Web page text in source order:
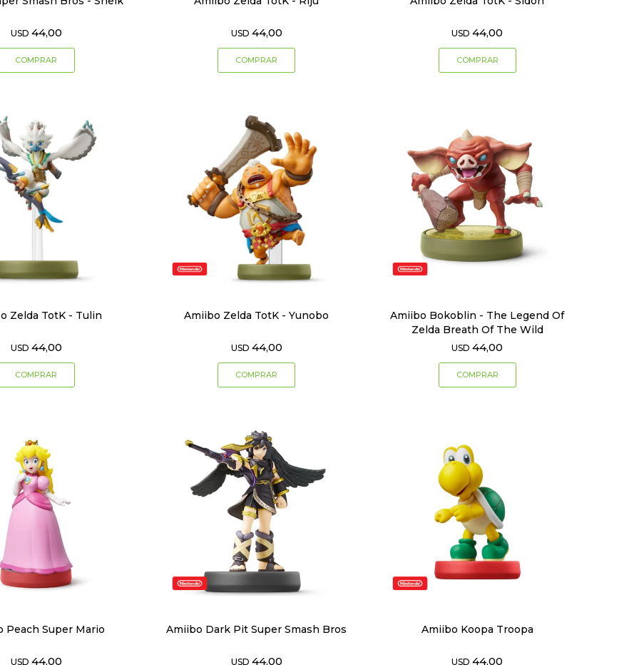
USD 44,00 USD 44,00 USD 44,00
Zelda TotK - Tulin
USD 44,00
Amiibo Zelda TotK - Yunobo
USD 44,00
Amiibo Bokoblin - The Legend Of
Zelda Breath Of The Wild
USD 44,00
Peach Super Mario
USD 44,00
Amiibo Dark Pit Super Smash Bros
USD 44,00
Amiibo Koopa Troopa
USD 44,00